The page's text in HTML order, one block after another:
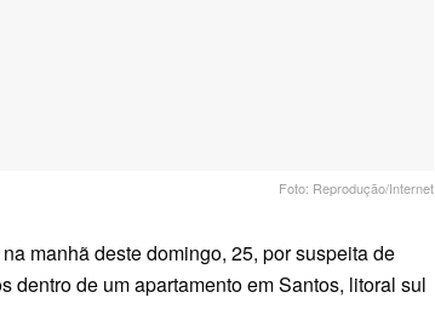
Foto: Reprodução/Internet
manhã deste domingo, 25, por suspeita de
dentro de um apartamento em Santos, litoral sul